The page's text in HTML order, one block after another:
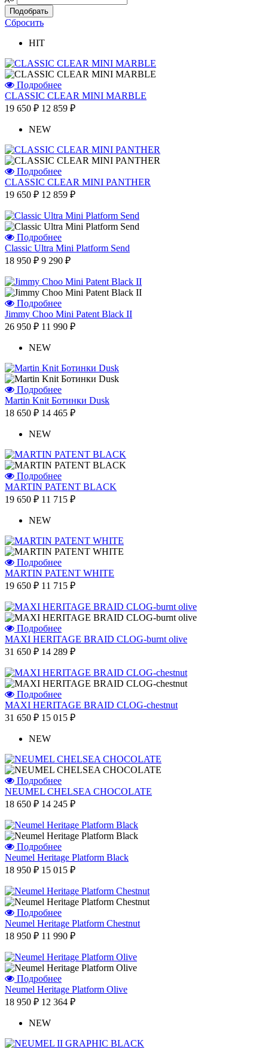
Сбросить
HIT
Подробнее
CLASSIC CLEAR MINI MARBLE
19 650 ₽ 12 859 ₽
NEW
Подробнее
CLASSIC CLEAR MINI PANTHER
19 650 ₽ 12 859 ₽
Подробнее
Classic Ultra Mini Platform Send
18 950 ₽ 9 290 ₽
Подробнее
Jimmy Choo Mini Patent Black II
26 950 ₽ 11 990 ₽
NEW
Подробнее
Martin Knit Ботинки Dusk
18 650 ₽ 14 465 ₽
NEW
Подробнее
MARTIN PATENT BLACK
19 650 ₽ 11 715 ₽
NEW
Подробнее
MARTIN PATENT WHITE
19 650 ₽ 11 715 ₽
Подробнее
MAXI HERITAGE BRAID CLOG-burnt olive
31 650 ₽ 14 289 ₽
Подробнее
MAXI HERITAGE BRAID CLOG-chestnut
31 650 ₽ 15 015 ₽
NEW
Подробнее
NEUMEL CHELSEA CHOCOLATE
18 650 ₽ 14 245 ₽
Подробнее
Neumel Heritage Platform Black
18 950 ₽ 15 015 ₽
Подробнее
Neumel Heritage Platform Chestnut
18 950 ₽ 11 990 ₽
Подробнее
Neumel Heritage Platform Olive
18 950 ₽ 12 364 ₽
NEW